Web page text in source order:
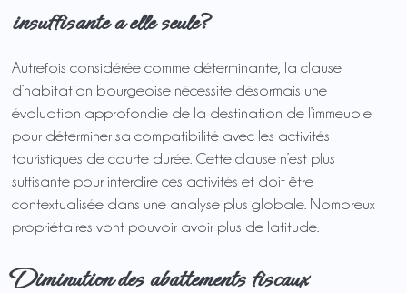
insuffisante a elle seule?
Autrefois considérée comme déterminante, la clause
d’habitation bourgeoise nécessite désormais une
évaluation approfondie de la destination de l’immeuble
pour déterminer sa compatibilité avec les activités
touristiques de courte durée. Cette clause n’est plus
suffisante pour interdire ces activités et doit être
contextualisée dans une analyse plus globale. Nombreux
propriétaires vont pouvoir avoir plus de latitude.
Diminution des abattements fiscaux